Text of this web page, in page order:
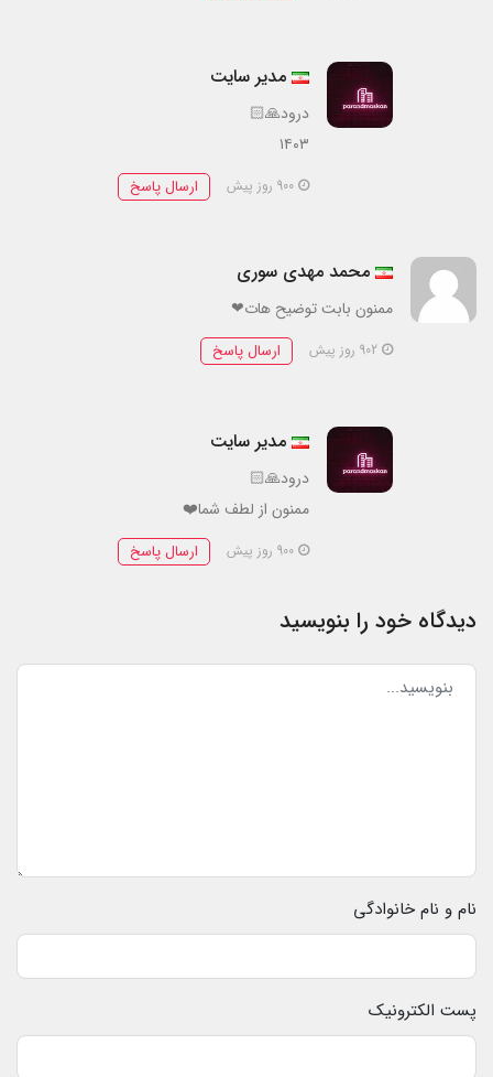
مدیر سایت
درود🙏🏻
۱۴۰۳
ارسال پاسخ
محمد مهدی سوری
ممنون بابت توضیح هات❤
ارسال پاسخ
مدیر سایت
درود🙏🏻
ممنون از لطف شما❤️
ارسال پاسخ
دیدگاه خود را بنویسید
نام و نام خانوادگی
پست الکترونیک